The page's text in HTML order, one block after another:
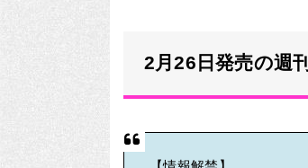
2月26日発売の週